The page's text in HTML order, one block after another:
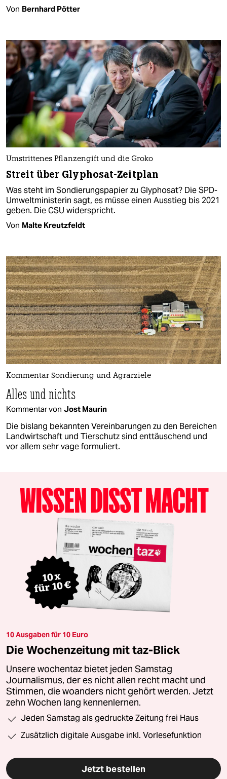
Von Bernhard Pötter
Umstrittenes Pflanzengift und die Groko
Streit über Glyphosat-Zeitplan
Was steht im Sondierungspapier zu Glyphosat? Die SPD-
Umweltministerin sagt, es müsse einen Ausstieg bis 2021
geben. Die CSU widerspricht.
Von Malte Kreutzfeldt
Kommentar Sondierung und Agrarziele
Alles und nichts
Kommentar von Jost Maurin
Die bislang bekannten Vereinbarungen zu den Bereichen
Landwirtschaft und Tierschutz sind enttäuschend und
vor allem sehr vage formuliert.
10 Ausgaben für 10 Euro
Die Wochenzeitung mit taz-Blick
Unsere wochentaz bietet jeden Samstag
Journalismus, der es nicht allen recht macht und
Stimmen, die woanders nicht gehört werden. Jetzt
zehn Wochen lang kennenlernen.
Jeden Samstag als gedruckte Zeitung frei Haus
Zusätzlich digitale Ausgabe inkl. Vorlesefunktion
Jetzt bestellen